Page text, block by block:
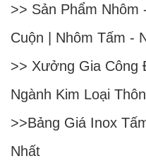
>> Sản Phẩm Nhôm
Cuộn
Nhôm Tấm -
>> Xưởng Gia Công
Ngành Kim Loại
>>Bảng Giá Inox
Nhất